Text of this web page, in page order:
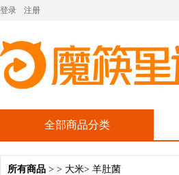
登录 注册
全部商品分类
所有商品 > > 大米> 羊肚菌